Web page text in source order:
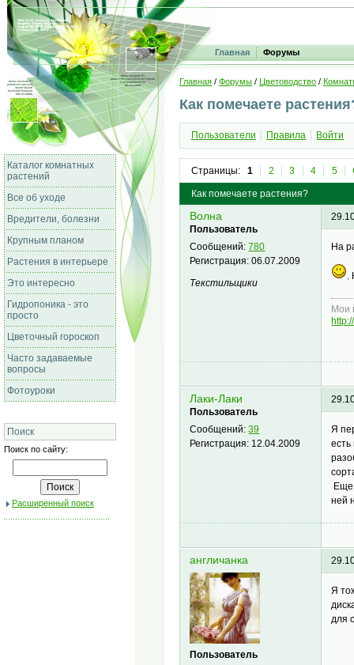
Главная Форумы
Каталог комнатных
растений
Все об уходе
Вредители, болезни
Крупным планом
Растения в интерьере
Это интересно
Гидропоника - это
просто
Цветочный гороскоп
Часто задаваемые
вопросы
Фотоуроки
Поиск
Поиск по сайту:
Расширенный поиск
Главная / Форумы / Цветоводство /
Как помечаете
Пользователи Правила Войти
Страницы: 1 2 3 4 5
Как помечаете растения?
Волна
Пользователь
Сообщений:780
Регистрация:06.07.2009
Текстильщики
На
.
Мои
Лаки-Лаки
Пользователь
Сообщений:39
Регистрация: 12.04.2009
Я
Еще
ней
англичанка
Пользователь
Я
для